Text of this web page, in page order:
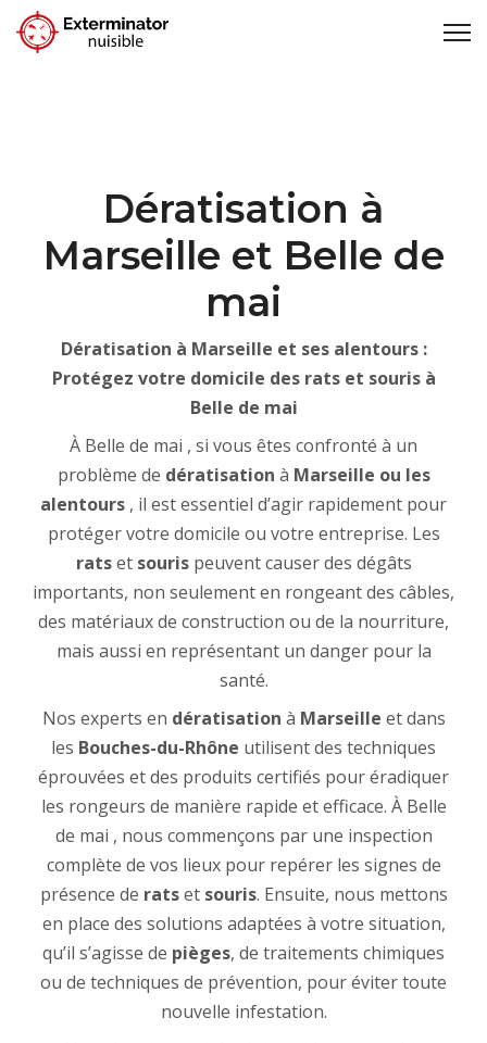
Dératisation à
Marseille et Belle de
mai
Dératisation à Marseille et ses alentours :
Protégez votre domicile des rats et souris à
Belle de mai
À Belle de mai , si vous êtes confronté à un
problème de dératisation à Marseille ou les
alentours , il est essentiel d’agir rapidement pour
protéger votre domicile ou votre entreprise. Les
ratset sourispeuvent causer des dégâts
importants, non seulement en rongeant des câbles,
des matériaux de construction ou de la nourriture,
mais aussi en représentant un danger pour la
santé.
Nos experts en dératisation à Marseille et dans
les Bouches-du-Rhône utilisent des techniques
éprouvées et des produits certifiés pour éradiquer
les rongeurs de manière rapide et efficace. À Belle
de mai , nous commençons par une inspection
complète de vos lieux pour repérer les signes de
présence de ratset souris. Ensuite, nous mettons
en place des solutions adaptées à votre situation,
qu’il s’agisse de pièges, de traitements chimiques
ou de techniques de prévention, pour éviter toute
nouvelle infestation.